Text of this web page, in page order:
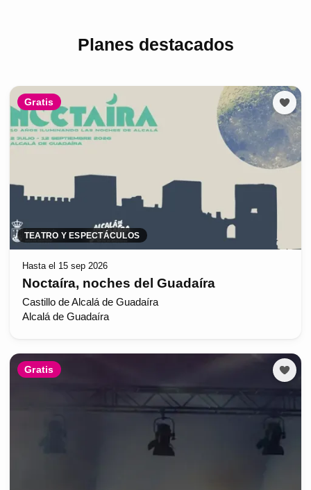
Planes destacados
Gratis
TEATRO Y ESPECTÁCULOS
Hasta el 15 sep 2026
Noctaíra, noches del Guadaíra
Castillo de Alcalá de Guadaíra
Alcalá de Guadaíra
Gratis